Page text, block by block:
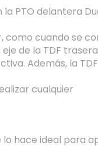
PTO delantera
como cuando se
de la TDF
Además, la
cualquier
lo hace ideal para